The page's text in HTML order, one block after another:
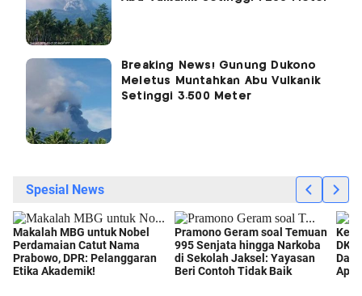
Breaking News! Gunung Dukono
Meletus Muntahkan Abu Vulkanik
Setinggi 3.500 Meter